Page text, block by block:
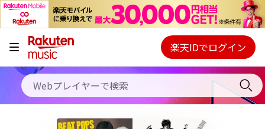
キャンペーン
料金プラン
使い方
Webプレイヤー
ご契約内容の確認・変更
楽天IDでログイン